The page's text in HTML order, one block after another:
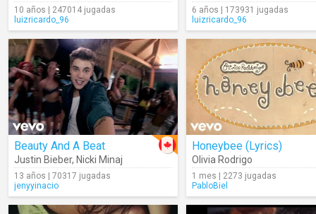
10 años | 247014 jugadas
luizricardo_96
6 años | 173931 jugadas
luizricardo_96
Beauty And A Beat
Justin Bieber, Nicki Minaj
13 años | 70317 jugadas
jenyyinacio
Honeybee (Lyrics)
Olivia Rodrigo
1 mes | 2273 jugadas
PabloBiel